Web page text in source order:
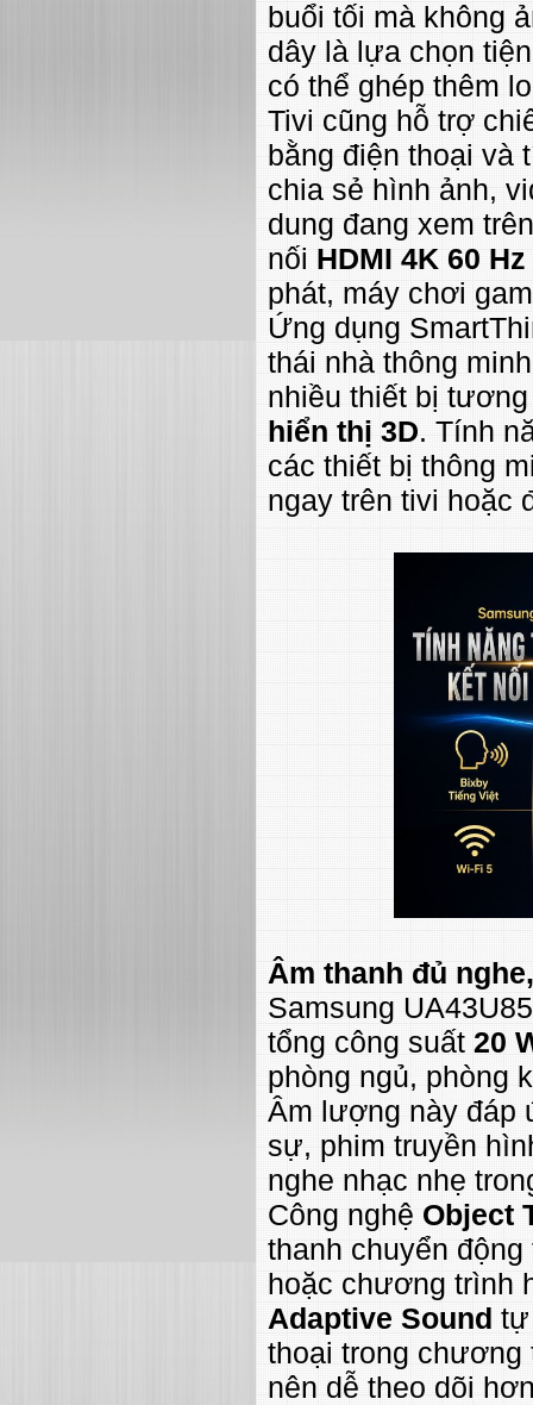
buổi tối mà không
dây là lựa chọn
có thể ghép thêm
Tivi cũng hỗ trợ
bằng điện thoại và
chia sẻ hình ảnh,
dung đang xem
nối HDMI 4K 60 Hz
phát, máy chơi
Ứng dụng
thái nhà thông
nhiều thiết bị
hiển thị 3D. Tính
các thiết bị thông
ngay trên tivi hoặc
Âm thanh đủ
Samsung
tổng công suất 20
phòng ngủ, phòng
Âm lượng này đáp
sự, phim truyền
nghe nhạc nhẹ
Công nghệ Object
thanh chuyển
hoặc chương trình
Adaptive Sound tự
thoại trong chương
nên dễ theo dõi